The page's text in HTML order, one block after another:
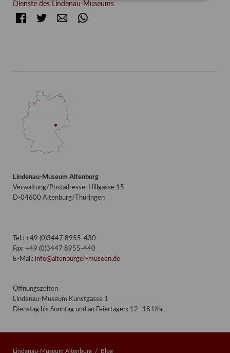
Dienste des Lindenau-Museums
FacebookTwitter E-mail
Lindenau-Museum Altenburg
Verwaltung/Postadresse: Hillgasse 15
D-04600 Altenburg/Thüringen
Tel.: +49 (0)3447 8955-430
Fax: +49 (0)3447 8955-440
E-Mail: info@altenburger-museen.de
Öffnungszeiten
Lindenau-Museum Kunstgasse 1
Dienstag bis Sonntag und an Feiertagen: 12–18 Uhr
Lindenau-Museum Altenburg Blog